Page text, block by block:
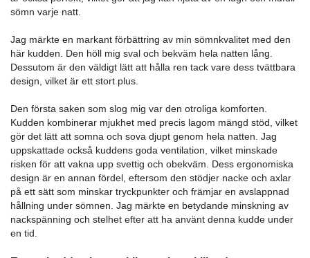
Test av Emma Air Grid kudde
Nyligen fick jag chansen att prova Emma Air Grid-
den överträffade verkligen mina förväntningar. Den är
för att ge skräddarsytt stöd och hålla en sval
natten, vilket ger en fantastisk sömnupplevelse.
Det som jag verkligen uppskattade med den här
möjligheten att justera höjden och lagren för att få det
stödet för min kropp. Aldrig tidigare har jag känt mig
och avslappnad när jag går till sängs. Dess passform
är också perfekt, vilket gör att jag kan njuta av en
sömn varje natt.